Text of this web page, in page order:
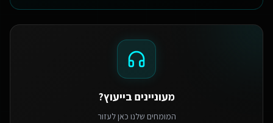
מעוניינים בייעוץ?
המומחים שלנו כאן לעזור